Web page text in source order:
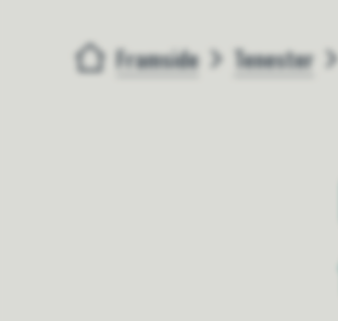
Du er her:Framside Tenester